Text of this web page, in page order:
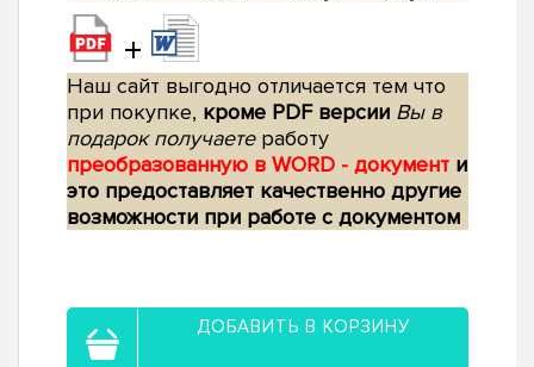
+
Наш сайт выгодно отличается тем что
при покупке, кроме PDF версии Вы в
подарок получаетеработу
преобразованную в WORD - документ и
это предоставляет качественно другие
возможности при работе с документом
ДОБАВИТЬ В КОРЗИНУ